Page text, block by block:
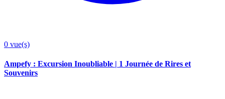
0 vue(s)
Ampefy : Excursion Inoubliable | 1 Journée de Rires et
Souvenirs